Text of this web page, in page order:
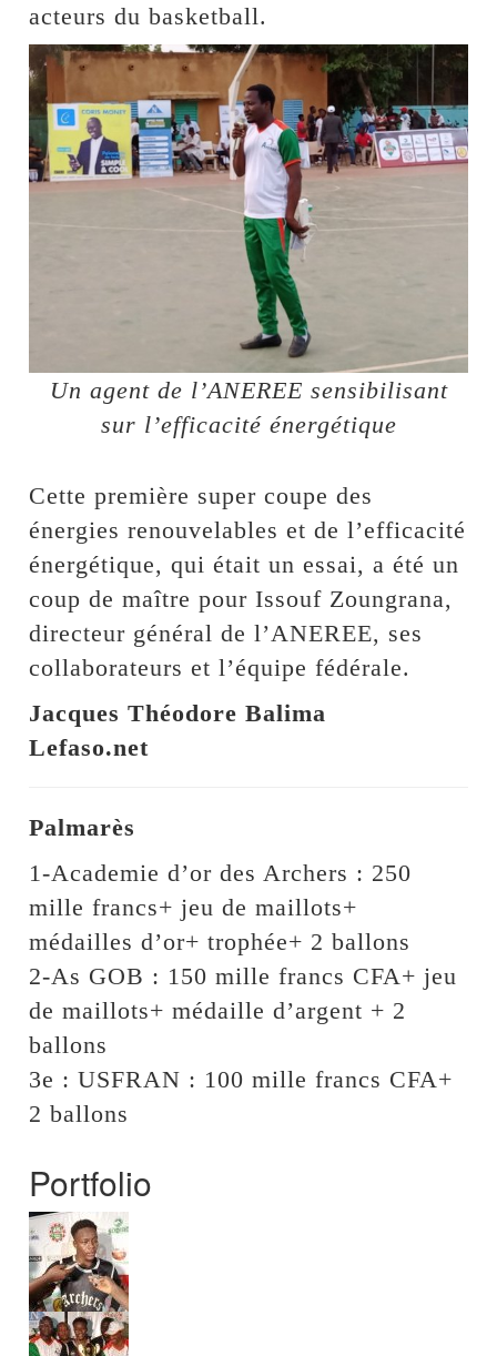
acteurs du basketball.
Un agent de l’ANEREE sensibilisant
sur l’efficacité énergétique
Cette première super coupe des
énergies renouvelables et de l’efficacité
énergétique, qui était un essai, a été un
coup de maître pour Issouf Zoungrana,
directeur général de l’ANEREE, ses
collaborateurs et l’équipe fédérale.
Jacques Théodore Balima
Lefaso.net
Palmarès
1-Academie d’or des Archers : 250
mille francs+ jeu de maillots+
médailles d’or+ trophée+ 2 ballons
2-As GOB : 150 mille francs CFA+ jeu
de maillots+ médaille d’argent + 2
ballons
3e : USFRAN : 100 mille francs CFA+
2 ballons
Portfolio